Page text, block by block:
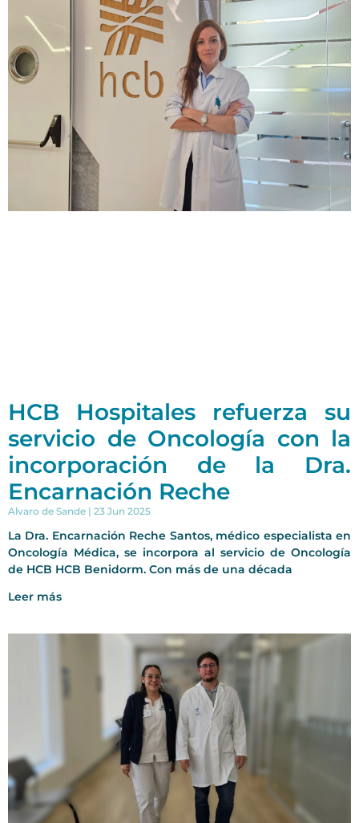
HCB Hospitales refuerza su
servicio de Oncología con la
incorporación de la Dra.
Encarnación Reche
Alvaro de Sande 23 Jun 2025
La Dra. Encarnación Reche Santos, médico especialista en
Oncología Médica, se incorpora al servicio de Oncología
de HCB HCB Benidorm. Con más de una década
Leer más